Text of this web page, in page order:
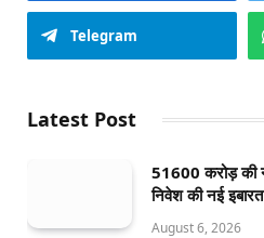
Telegram
Latest Post
51600 करोड़ की
निवेश की नई
August 6, 2026